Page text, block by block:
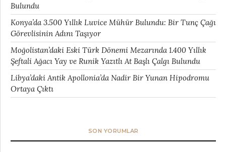
Bulundu
Konya’da 3.500 Yıllık Luvice Mühür Bulundu: Bir Tunç Çağı
Görevlisinin Adını Taşıyor
Moğolistan’daki Eski Türk Dönemi Mezarında 1.400 Yıllık
Şeftali Ağacı Yay ve Runik Yazıtlı At Başlı Çalgı Bulundu
Libya’daki Antik Apollonia’da Nadir Bir Yunan Hipodromu
Ortaya Çıktı
SON YORUMLAR